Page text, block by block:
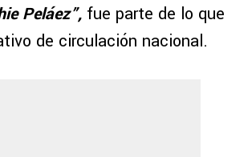
Peláez”, fue parte de lo que
de circulación nacional.